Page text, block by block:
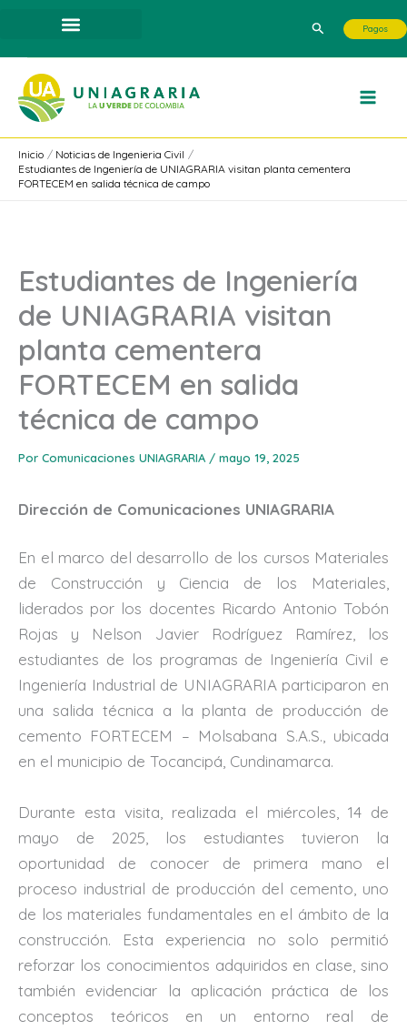
contenido
Buscar Pagos
Inicio
Noticias de Ingenieria Civil
Estudiantes de Ingeniería de UNIAGRARIA visitan planta cementera
FORTECEM en salida técnica de campo
Estudiantes de Ingeniería
de UNIAGRARIA visitan
planta cementera
FORTECEM en salida
técnica de campo
Por Comunicaciones UNIAGRARIA / mayo 19, 2025
Dirección de Comunicaciones UNIAGRARIA
En el marco del desarrollo de los cursos Materiales
de Construcción y Ciencia de los Materiales,
liderados por los docentes Ricardo Antonio Tobón
Rojas y Nelson Javier Rodríguez Ramírez, los
estudiantes de los programas de Ingeniería Civil e
Ingeniería Industrial de UNIAGRARIA participaron en
una salida técnica a la planta de producción de
cemento FORTECEM – Molsabana S.A.S., ubicada
en el municipio de Tocancipá, Cundinamarca.
Durante esta visita, realizada el miércoles, 14 de
mayo de 2025, los estudiantes tuvieron la
oportunidad de conocer de primera mano el
proceso industrial de producción del cemento, uno
de los materiales fundamentales en el ámbito de la
construcción. Esta experiencia no solo permitió
reforzar los conocimientos adquiridos en clase, sino
también evidenciar la aplicación práctica de los
conceptos teóricos en un entorno real de